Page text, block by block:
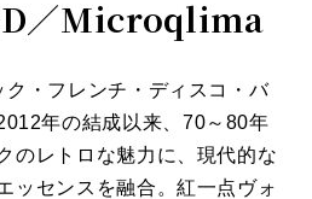
／Microqlima
・フレンチ・ディスコ・バ
年の結成以来、70～80年
のレトロな魅力に、現代的な
ッセンスを融合。紅一点ヴォ